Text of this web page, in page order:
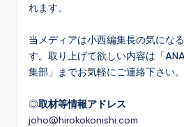
れます。
当メディアは小西編集長の気にな
す。取り上げて欲しい内容は「
集部」までお気軽にご連絡下さい。
◎取材等情報アドレス
joho@hirokokonishi.com